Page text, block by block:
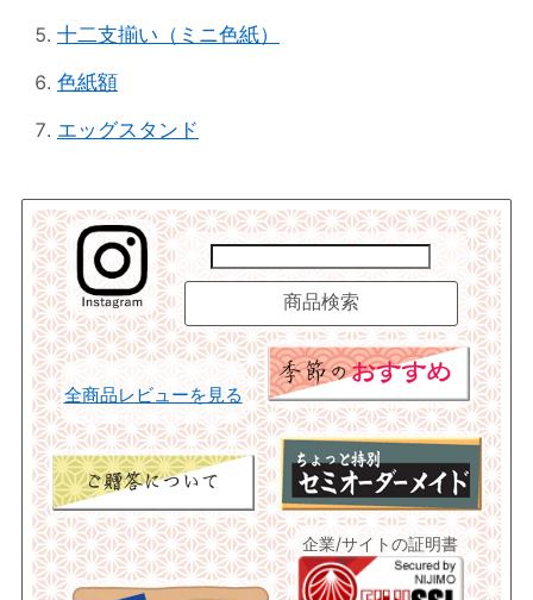
十二支揃い（ミニ色紙）
色紙額
エッグスタンド
全商品レビューを見る
企業/サイトの証明書